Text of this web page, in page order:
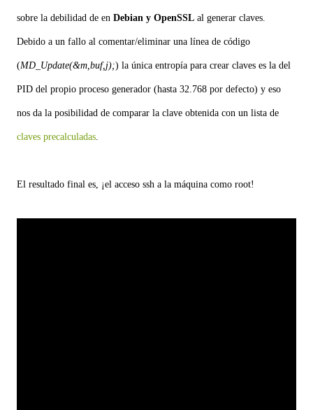
sobre la debilidad de en Debian y OpenSSL al generar claves.
Debido a un fallo al comentar/eliminar una línea de código
(MD_Update(&m,buf,j);) la única entropía para crear claves es la del
PID del propio proceso generador (hasta 32.768 por defecto) y eso
nos da la posibilidad de comparar la clave obtenida con un lista de
claves precalculadas.
El resultado final es, ¡el acceso ssh a la máquina como root!